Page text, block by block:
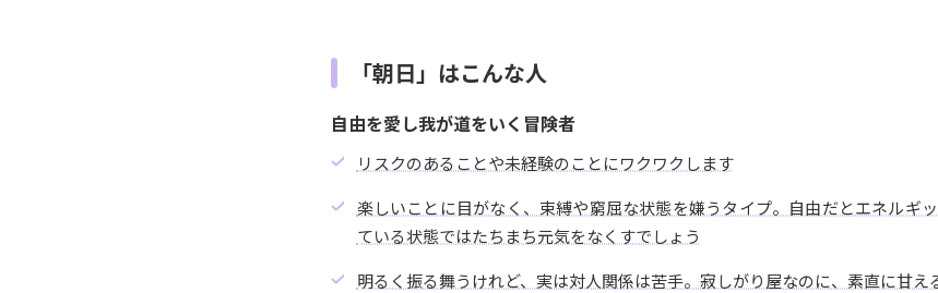
「朝日」はこんな人
自由を愛し我が道をいく冒険者
リスクのあることや未経験のことにワクワクします
楽しいことに目がなく、束縛や窮屈な状態を嫌うタイプ。自由だとエネルギ
ている状態ではたちまち元気をなくすでしょう
明るく振る舞うけれど、実は対人関係は苦手。寂しがり屋なのに、素直に甘え